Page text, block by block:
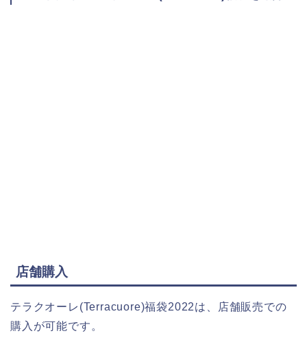
店舗購入
テラクオーレ(Terracuore)福袋2022は、店舗販売での
購入が可能です。